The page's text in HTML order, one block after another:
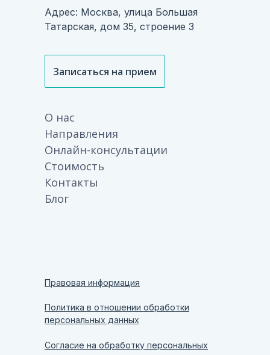
Адрес: Москва, улица Большая
Татарская, дом 35, строение 3
Политика в отношении обработки
персональных данных
Правовая информация
Согласие на обработку персональных
Записаться на прием
О нас
Направления
Онлайн-консультации
Стоимость
Контакты
Блог